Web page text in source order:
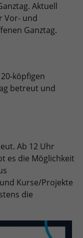
Aktuell
Vor- und
Ganztag.
köpfigen
betreut und
Ab 12 Uhr
es die Möglichkeit
Kurse/Projekte
die